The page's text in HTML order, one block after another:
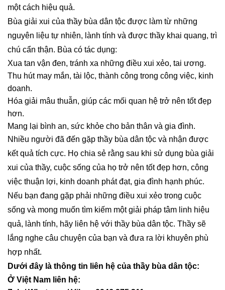
một cách hiệu quả.
Bùa giải xui của thầy bùa dân tộc được làm từ những
nguyên liệu tự nhiên, lành tính và được thầy khai quang, trì
chú cẩn thận. Bùa có tác dụng:
Xua tan vận đen, tránh xa những điều xui xẻo, tai ương.
Thu hút may mắn, tài lộc, thành công trong công việc, kinh
doanh.
Hóa giải mâu thuẫn, giúp các mối quan hệ trở nên tốt đẹp
hơn.
Mang lại bình an, sức khỏe cho bản thân và gia đình.
Nhiều người đã đến gặp thầy bùa dân tộc và nhận được
kết quả tích cực. Họ chia sẻ rằng sau khi sử dụng bùa giải
xui của thầy, cuộc sống của họ trở nên tốt đẹp hơn, công
việc thuận lợi, kinh doanh phát đạt, gia đình hạnh phúc.
Nếu bạn đang gặp phải những điều xui xẻo trong cuộc
sống và mong muốn tìm kiếm một giải pháp tâm linh hiệu
quả, lành tính, hãy liên hệ với thầy bùa dân tộc. Thầy sẽ
lắng nghe câu chuyện của bạn và đưa ra lời khuyên phù
hợp nhất.
Dưới đây là thông tin liên hệ của thầy bùa dân tộc:
Ở Việt Nam liên hệ: